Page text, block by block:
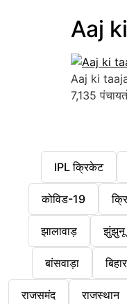
Aaj ki
Aaj ki taaja
7,135
IPL क्रिकेट
कोविड-19
झालावाड़ झुंझुनू
बांसवाड़ा बिहार
राजसमंद राजस्थान